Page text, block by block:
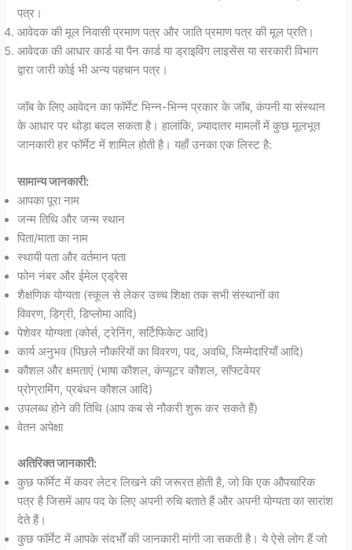
पत्र।
आवेदक की मूल निवासी प्रमाण पत्र और जाति प्रमाण पत्र की मूल प्रति।
आवेदक की आधार कार्ड या पैन कार्ड या ड्राइविंग लाइसेंस या सरकारी विभाग
द्वारा जारी कोई भी अन्य पहचान पत्र।
जॉब के लिए आवेदन का फॉर्मेट भिन्न-भिन्न प्रकार के जॉब, कंपनी या संस्थान
के आधार पर थोड़ा बदल सकता है। हालांकि, ज़्यादातर मामलों में कुछ मूलभूत
जानकारी हर फॉर्मेट में शामिल होती है। यहाँ उनका एक लिस्ट है:
सामान्य जानकारी:
आपका पूरा नाम
जन्म तिथि और जन्म स्थान
पिता/माता का नाम
स्थायी पता और वर्तमान पता
फोन नंबर और ईमेल एड्रेस
शैक्षणिक योग्यता (स्कूल से लेकर उच्च शिक्षा तक सभी संस्थानों का
विवरण, डिग्री, डिप्लोमा आदि)
पेशेवर योग्यता (कोर्स, ट्रेनिंग, सर्टिफिकेट आदि)
कार्य अनुभव (पिछले नौकरियों का विवरण, पद, अवधि, जिम्मेदारियाँ आदि)
कौशल और क्षमताएं (भाषा कौशल, कंप्यूटर कौशल, सॉफ्टवेयर
प्रोग्रामिंग, प्रबंधन कौशल आदि)
उपलब्ध होने की तिथि (आप कब से नौकरी शुरू कर सकते हैं)
वेतन अपेक्षा
अतिरिक्त जानकारी:
कुछ फॉर्मेट में कवर लेटर लिखने की जरूरत होती है, जो कि एक औपचारिक
पत्र है जिसमें आप पद के लिए अपनी रुचि बताते हैं और अपनी योग्यता का सारांश
देते हैं।
कुछ फॉर्मेट में आपके संदर्भों की जानकारी मांगी जा सकती है। ये ऐसे लोग हैं जो